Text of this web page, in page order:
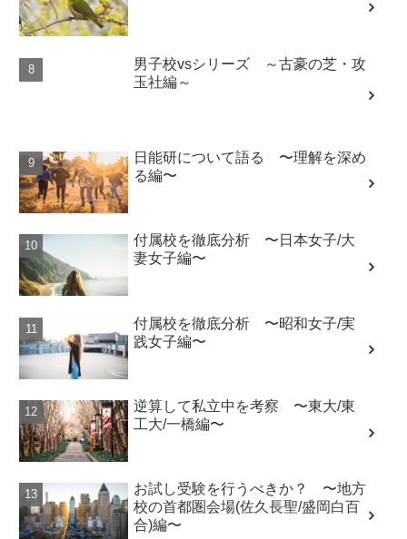
男子校vsシリーズ ～古豪の芝・攻
玉社編～
日能研について語る 〜理解を深め
る編〜
付属校を徹底分析 〜日本女子/大
妻女子編〜
付属校を徹底分析 〜昭和女子/実
践女子編〜
逆算して私立中を考察 〜東大/東
工大/一橋編〜
お試し受験を行うべきか？ 〜地方
校の首都圏会場(佐久長聖/盛岡白百
合)編〜